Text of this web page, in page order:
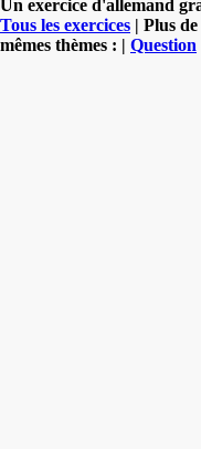
Un exercice d'allemand
Tous les exercices | Plus
mêmes thèmes : | Question